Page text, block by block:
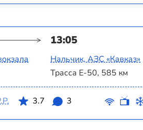
13:05
Нальчик, АЗС «Кавказ»
Трасса Е-50, 585 км
3.7 3